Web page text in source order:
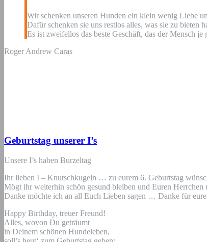
Wir schenken unseren Hunden ein klein wenig Liebe
Dafür schenken sie uns restlos alles, was sie zu bieten
Es ist zweifellos das beste Geschäft, das der Mensch je
Roger Andrew Caras
Geburtstag unserer I’s
Unsere I’s haben Burzeltag
Ihr lieben I – Knutschkugeln … zu eurem 6. Geburtstag
Mögt ihr weiterhin schön gesund bleiben und Euren
Danke möchte ich an all Euch Lieben sagen … Danke für
Happy Birthday, treuer Freund!
Alles, wovon Du geträumt
in Deinem schönen Hundeleben,